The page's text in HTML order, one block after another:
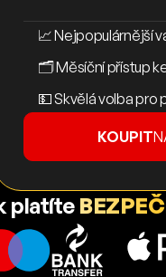
📈 Nejpopulárnější
🗂️ Měsíční přístup
💵 Skvělá volba pro
KOUPIT
platíte